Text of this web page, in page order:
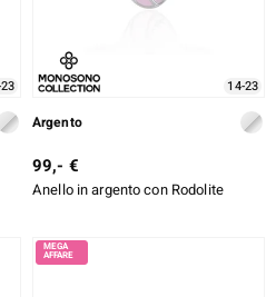
14-23
Argento
99,- €
Anello in argento con Rodolite